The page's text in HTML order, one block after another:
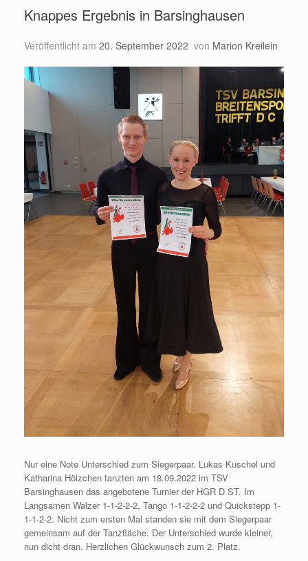
Knappes Ergebnis in Barsinghausen
Veröffentlicht am 20. September 2022 von Marion Kreilein
Nur eine Note Unterschied zum Siegerpaar. Lukas Kuschel und
Katharina Hölzchen tanzten am 18.09.2022 im TSV
Barsinghausen das angebotene Turnier der HGR D ST. Im
Langsamen Walzer 1-1-2-2-2, Tango 1-1-2-2-2 und Quickstepp 1-
1-1-2-2. Nicht zum ersten Mal standen sie mit dem Siegerpaar
gemeinsam auf der Tanzfläche. Der Unterschied wurde kleiner,
nun dicht dran. Herzlichen Glückwunsch zum 2. Platz.